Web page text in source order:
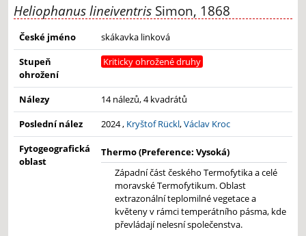
Heliophanus lineiventris Simon, 1868
České jméno
skákavka linková
Stupeň
ohrožení
Kriticky ohrožené druhy
Nálezy
14 nálezů, 4 kvadrátů
Poslední nález
2024 , Kryštof Rückl,Václav Kroc
Fytogeografická
oblast
Thermo (Preference: Vysoká)
Západní část českého Termofytika a celé
moravské Termofytikum. Oblast
extrazonální teplomilné vegetace a
květeny v rámci temperátního pásma, kde
převládají nelesní společenstva.